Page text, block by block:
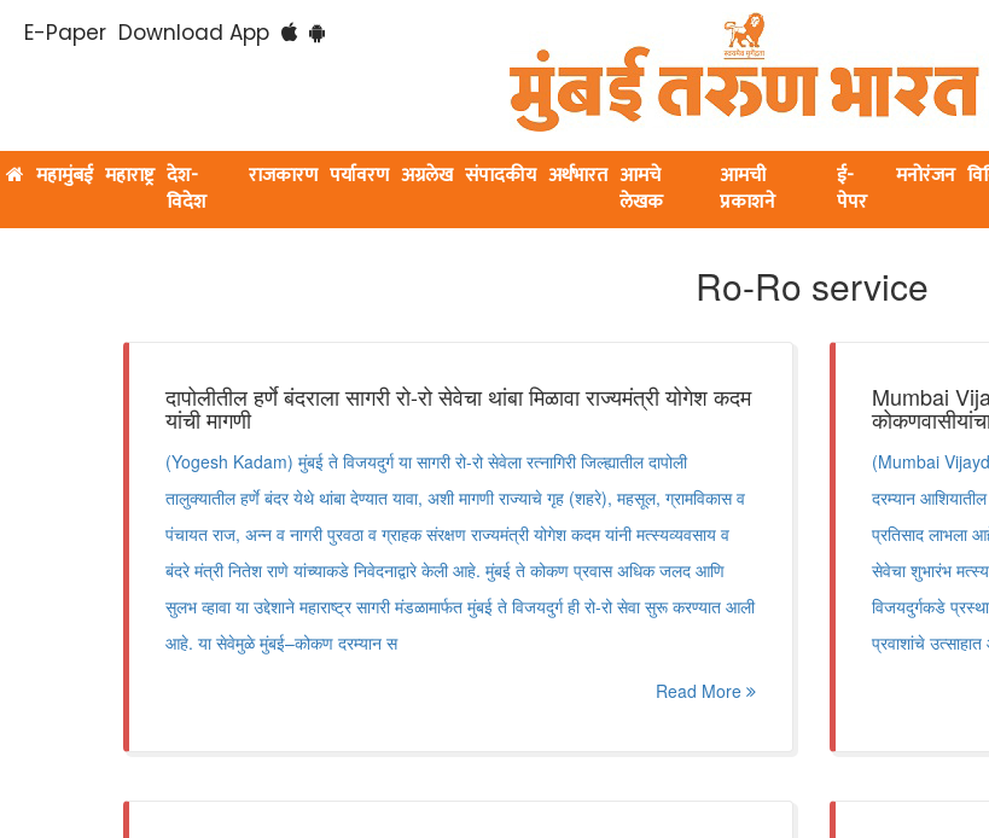
E-Paper Download App
महामुंबई महाराष्ट्र देश-
विदेश
राजकारण पर्यावरण अग्रलेख संपादकीय अर्थभारत आमचे
लेखक
आमची
प्रकाशने
ई-
पेपर
मनोरंजन
Ro-Ro service
दापोलीतील हर्णे बंदराला सागरी रो-रो सेवेचा थांबा मिळावा राज्यमंत्री योगेश कदम
यांची मागणी
(Yogesh Kadam) मुंबई ते विजयदुर्ग या सागरी रो-रो सेवेला रत्नागिरी जिल्ह्यातील दापोली
तालुक्यातील हर्णे बंदर येथे थांबा देण्यात यावा, अशी मागणी राज्याचे गृह (शहरे), महसूल, ग्रामविकास व
पंचायत राज, अन्न व नागरी पुरवठा व ग्राहक संरक्षण राज्यमंत्री योगेश कदम यांनी मत्स्यव्यवसाय व
बंदरे मंत्री नितेश राणे यांच्याकडे निवेदनाद्वारे केली आहे. मुंबई ते कोकण प्रवास अधिक जलद आणि
सुलभ व्हावा या उद्देशाने महाराष्ट्र सागरी मंडळामार्फत मुंबई ते विजयदुर्ग ही रो-रो सेवा सुरू करण्यात आली
आहे. या सेवेमुळे मुंबई–कोकण दरम्यान स
Read More
Mumbai
(Mumbai
दरम्यान
प्रतिसाद लाभला
सेवेचा शुभारंभ
विजयदुर्गकडे
प्रवाशांचे